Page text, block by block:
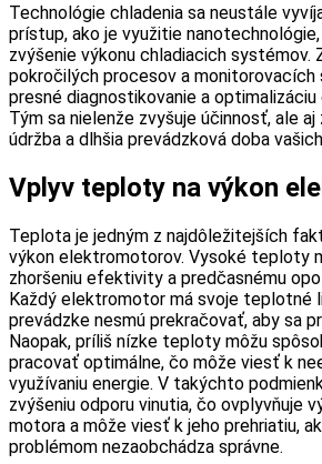
Technológie chladenia sa neustále
prístup, ako je využitie
zvýšenie výkonu chladiacich systémov.
pokročilých procesov a monitorovacích
presné diagnostikovanie a
Tým sa nielenže zvyšuje účinnosť, ale
údržba a dlhšia prevádzková doba
Vplyv teploty na výkon
Teplota je jedným z najdôležitejších
výkon elektromotorov. Vysoké teploty
zhoršeniu efektivity a predčasnému
Každý elektromotor má svoje teplotné
prevádzke nesmú prekračovať, aby sa
Naopak, príliš nízke teploty môžu
pracovať optimálne, čo môže viesť k
využívaniu energie. V takýchto
zvýšeniu odporu vinutia, čo ovplyvňuje
motora a môže viesť k jeho prehriatiu,
problémom nezaobchádza správne.